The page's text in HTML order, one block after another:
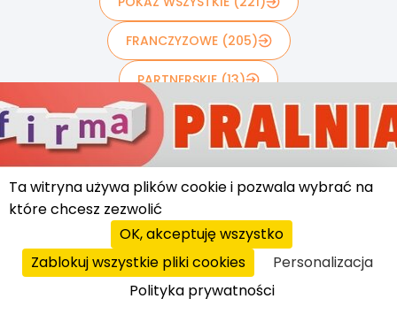
FRANCZYZOWE (205)
PARTNERSKIE (13)
LICENCJE MASTER (3)
INNE KONCEPTY Z BRANŻY FINANSE
I BANKOWOŚĆ
Ta witryna używa plików cookie i pozwala wybrać na
które chcesz zezwolić
OK, akceptuję wszystko
Zablokuj wszystkie pliki cookies
Personalizacja
Polityka prywatności